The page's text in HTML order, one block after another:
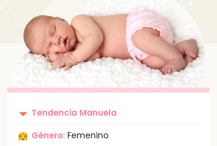
Tendencia Manuela
Género: Femenino